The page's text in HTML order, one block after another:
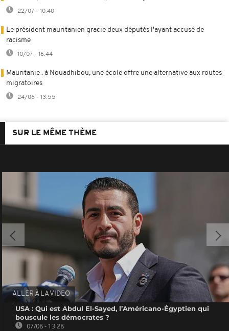
22/07 - 10:40
Le président mauritanien gracie deux députés l'ayant accusé de
racisme
10/07 - 16:44
Mauritanie : à Nouadhibou, une école offre une alternative aux routes
migratoires
24/06 - 13:55
SUR LE MÊME THÈME
ALLER À LA VIDEO
USA : Qui est Abdul El-Sayed, l’Américano-Égyptien qui
bouscule les démocrates ?
07/08 - 13:28